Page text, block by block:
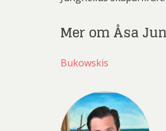
Mer om Åsa
Bukowskis